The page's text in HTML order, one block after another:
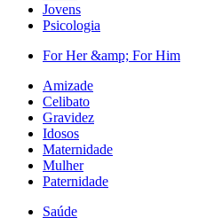
Jovens
Psicologia
For Her &amp; For Him
Amizade
Celibato
Gravidez
Idosos
Maternidade
Mulher
Paternidade
Saúde